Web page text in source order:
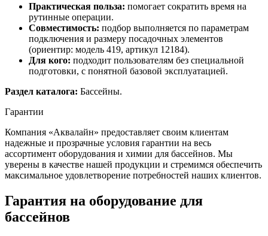
Практическая польза: помогает сократить время на
рутинные операции.
Совместимость: подбор выполняется по параметрам
подключения и размеру посадочных элементов
(ориентир: модель 419, артикул 12184).
Для кого: подходит пользователям без специальной
подготовки, с понятной базовой эксплуатацией.
Раздел каталога: Бассейны.
Гарантии
Компания «Аквалайн» предоставляет своим клиентам
надежные и прозрачные условия гарантии на весь
ассортимент оборудования и химии для бассейнов. Мы
уверены в качестве нашей продукции и стремимся обеспечить
максимальное удовлетворение потребностей наших клиентов.
Гарантия на оборудование для
бассейнов